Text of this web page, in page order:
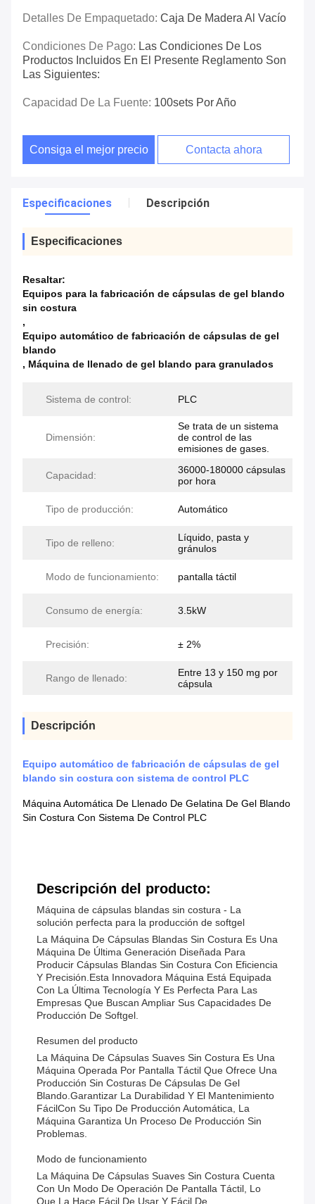
Detalles De Empaquetado: Caja De Madera Al Vacío
Condiciones De Pago: Las Condiciones De Los
Productos Incluidos En El Presente Reglamento Son
Las Siguientes:
Capacidad De La Fuente: 100sets Por Año
Consiga el mejor precio Contacta ahora
Especificaciones Descripción
Especificaciones
Resaltar:
Equipos para la fabricación de cápsulas de gel blando
sin costura
,
Equipo automático de fabricación de cápsulas de gel
blando
, Máquina de llenado de gel blando para granulados
Sistema de control: PLC
Dimensión:
Se trata de un sistema
de control de las
emisiones de gases.
Capacidad:
36000-180000 cápsulas
por hora
Tipo de producción: Automático
Tipo de relleno:
Líquido, pasta y
gránulos
Modo de funcionamiento: pantalla táctil
Consumo de energía: 3.5kW
Precisión: ± 2%
Rango de llenado:
Entre 13 y 150 mg por
cápsula
Descripción
Equipo automático de fabricación de cápsulas de gel
blando sin costura con sistema de control PLC
Máquina Automática De Llenado De Gelatina De Gel Blando
Sin Costura Con Sistema De Control PLC
Descripción del producto:
Máquina de cápsulas blandas sin costura - La
solución perfecta para la producción de softgel
La Máquina De Cápsulas Blandas Sin Costura Es Una
Máquina De Última Generación Diseñada Para
Producir Cápsulas Blandas Sin Costura Con Eficiencia
Y Precisión.Esta Innovadora Máquina Está Equipada
Con La Última Tecnología Y Es Perfecta Para Las
Empresas Que Buscan Ampliar Sus Capacidades De
Producción De Softgel.
Resumen del producto
La Máquina De Cápsulas Suaves Sin Costura Es Una
Máquina Operada Por Pantalla Táctil Que Ofrece Una
Producción Sin Costuras De Cápsulas De Gel
Blando.garantizar La Durabilidad Y El Mantenimiento
FácilCon Su Tipo De Producción Automática, La
Máquina Garantiza Un Proceso De Producción Sin
Problemas.
Modo de funcionamiento
La Máquina De Cápsulas Suaves Sin Costura Cuenta
Con Un Modo De Operación De Pantalla Táctil, Lo
Que La Hace Fácil De Usar Y Fácil De